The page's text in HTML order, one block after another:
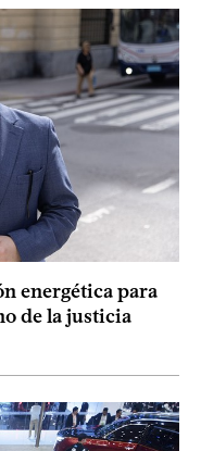
energética para
de la justicia